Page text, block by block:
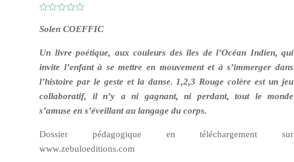
Solen COEFFIC
Un livre poétique, aux couleurs des îles de l’Océan Indien, qui
invite l’enfant à se mettre en mouvement et à s’immerger dans
l’histoire par le geste et la danse. 1,2,3 Rouge colère est un jeu
collaboratif, il n’y a ni gagnant, ni perdant, tout le monde
s’amuse en s’éveillant au langage du corps.
Dossier pédagogique en téléchargement sur
www.zebuloeditions.com